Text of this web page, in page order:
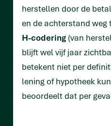
herstellen door de
en de achterstand weg
H-codering (van
blijft wel vijf jaar
betekent niet per
lening of hypotheek
beoordeelt dat per